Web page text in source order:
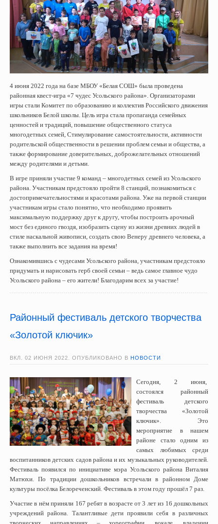
4 июня 2022 года на базе МБОУ «Белая СОШ» была проведена
районная квест-игра «7 чудес Усольского района». Организаторами
игры стали Комитет по образованию и коллектив Российского движения
школьников Белой школы. Цель игра стала пропаганда семейных
ценностей и традиций, повышение общественного статуса
многодетных семей, Стимулирование самостоятельности, активности
родительской общественности в решении проблем семьи и общества, а
также формирование доверительных, доброжелательных отношений
между родителями и детьми.
В игре приняли участие 9 команд – многодетных семей из Усольского
района. Участникам предстояло пройти 8 станций, познакомиться с
достопримечательностями и красотами района. Уже на первой станции
участникам игры стало понятно, что необходимо проявить
максимальную поддержку друг к другу, чтобы построить арочный
мост без единого гвоздя, изобразить сцену из жизни древних людей в
стиле наскальной живописи, создать свою Венеру древнего человека, а
также выполнить все задания на время!
Ознакомившись с чудесами Усольского района, участникам предстояло
придумать и нарисовать герб своей семьи – ведь самое главное чудо
Усольского района – его жители! Благодарим всех за участие!
Районный фестиваль детского творчества
«Золотой ключик»
ВКЛ. 02 ИЮНЯ 2022 . ОПУБЛИКОВАНО В НОВОСТИ
Сегодня, 2 июня,
состоялся районный
фестиваль детского
творчества «Золотой
ключик». Это
мероприятие в нашем
районе стало одним из
самых любимых среди
воспитанников детских садов района и их музыкальных руководителей.
Фестиваль появился по инициативе мэра Усольского района Виталия
Матюхи. По традиции дошкольников встречали в районном Доме
культуры посёлка Белореченский. Фестиваль в этом году прошёл 7 раз.
Участие в нём приняли 167 ребят в возрасте от 3 лет из 16 дошкольных
учреждений района. Талантливые дети проявили себя в различных